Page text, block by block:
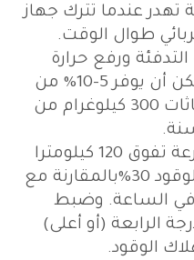
الطاقة تهدر عندما تترك جهاز
طوال الوقت.
ورفع حرارة
التبريد درجة مئوية واحدة يمكن أن يوفر 5-10% من
فاتورة الكهرباء ويجنب انبعاثات 300 كيلوغرام من
لا تسرع: قيادة السيارة بسرعة تفوق 120 كيلومترا
في الساعة تزيد استهلاك الوقود 30%بالمقارنة مع
80 كيلومترا في الساعة. وضبط
الرابعة (أو أعلى)
الوقود.